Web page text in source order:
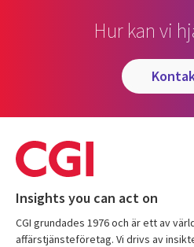
Hur kan vi
Insights you can act on
CGI grundades 1976 och är ett av
affärstjänsteföretag. Vi drivs av